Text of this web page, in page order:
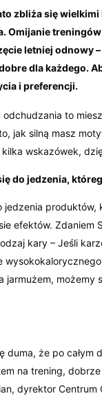
zbliża się
Omijanie
letniej odnowy
dla każdego.
i preferencji.
odchudzania to
jak silną masz
wskazówek,
do jedzenia,
jedzenia produktów,
efektów. Zdaniem
kary – Jeśli
jarmużem,
duma, że po
na trening,
dyrektor Centrum